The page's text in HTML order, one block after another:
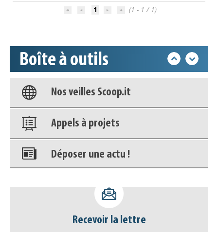
1 (1 - 1 / 1)
Boîte à outils
Accéder à son compte - (Se
Base documentaire
Nos veilles Scoop.it
Appels à projets
Déposer une actu !
déconnecter)
Base documentaire
Recevoir la lettre